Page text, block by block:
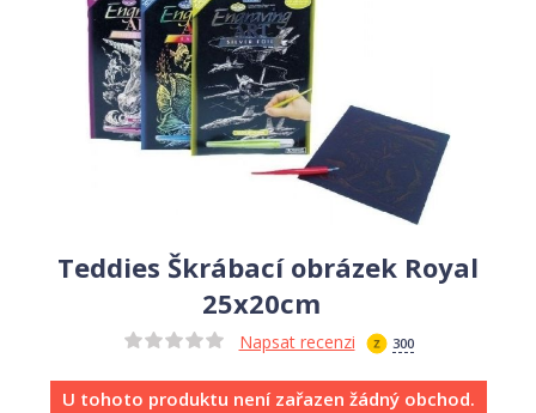
Teddies Škrábací obrázek Royal
25x20cm
Napsat recenzi 300
U tohoto produktu není zařazen žádný obchod.